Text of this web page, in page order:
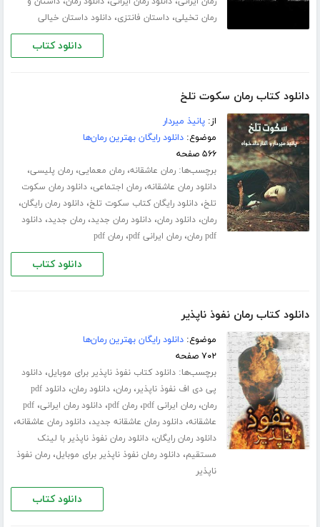
رمان تخیلی،داستان فانتزی،دانلود داستان خیالی
دانلود کتاب
دانلود کتاب رمان سکوت تلخ
از:پانیذ میردار
موضوع:دانلود رایگان بهترین رمان‌ها
۵۶۶ صفحه
برچسب‌ها:رمان عاشقانه،رمان معمایی،رمان پلیسی،
دانلود رمان عاشقانه،رمان اجتماعی،دانلود رمان سکوت
تلخ،دانلود رایگان کتاب سکوت تلخ،دانلود رمان رایگان،
رمان،دانلود رمان،دانلود رمان جدید،رمان جدید،دانلود
pdf رمان
،رمان ایرانی pdf ،رمان pdf
دانلود کتاب
دانلود کتاب رمان نفوذ ناپذیر
موضوع:دانلود رایگان بهترین رمان‌ها
۷۰۲ صفحه
برچسب‌ها:دانلود کتاب نفوذ ناپذیر برای موبایل،دانلود
پی دی اف نفوذ ناپذیر،رمان،دانلود رمان،
دانلود pdf
رمان،رمان ایرانی pdf ،رمان pdf ،دانلود رمان ایرانی،pdf
عاشقانه،دانلود رمان عاشقانه جدید،دانلود رمان عاشقانه،
دانلود رمان رایگان،دانلود رمان نفوذ ناپذیر با لینک
مستقیم،دانلود رمان نفوذ ناپذیر برای موبایل،رمان نفوذ
ناپذیر
دانلود کتاب